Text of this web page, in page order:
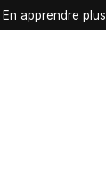
En apprendre plus